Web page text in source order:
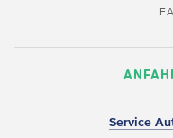
Service